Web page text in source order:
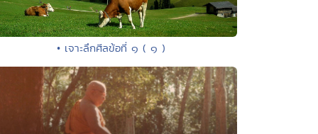
• เจาะลึกศีลข้อที่ ๑ ( ๑ )